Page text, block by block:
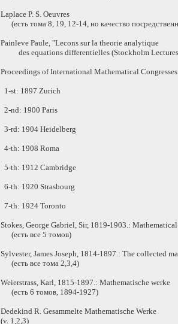
Laplace P. S. Oeuvres
(есть тома 8, 19, 12-14, но качество
Painleve Paule, "Lecons sur la theorie analytique
des equations differentielles (Stockholm
Proceedings of International Mathematical
1-st: 1897 Zurich
2-nd: 1900 Paris
3-rd: 1904 Heidelberg
4-th: 1908 Roma
5-th: 1912 Cambridge
6-th: 1920 Strasbourg
7-th: 1924 Toronto
Stokes, George Gabriel, Sir, 1819-1903.:
(есть все 5 томов)
Sylvester, James Joseph, 1814-1897.: The collected
(есть все тома 2,3,4)
Weierstrass, Karl, 1815-1897.: Mathematische werke
(есть 6 томов, 1894-1927)
Dedekind R. Gesammelte Mathematische Werke
(v. 1,2,3)